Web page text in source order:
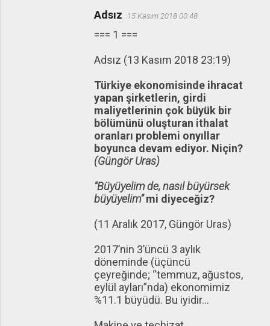
Adsız 15 Kasım 2018 00:48
=== 1 ===
Adsız (13 Kasım 2018 23:19)
Türkiye ekonomisinde ihracat
yapan şirketlerin, girdi
maliyetlerinin çok büyük bir
bölümünü oluşturan ithalat
oranları problemi onyıllar
boyunca devam ediyor. Niçin?
(Güngör Uras)
“Büyüyelim de, nasıl büyürsek
büyüyelim”mi diyeceğiz?
(11 Aralık 2017, Güngör Uras)
2017’nin 3’üncü 3 aylık
döneminde (üçüncü
çeyreğinde; “temmuz, ağustos,
eylül ayları”nda) ekonomimiz
%11.1 büyüdü. Bu iyidir...